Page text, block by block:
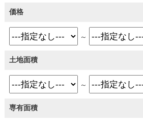
価格
～
土地面積
～
専有面積